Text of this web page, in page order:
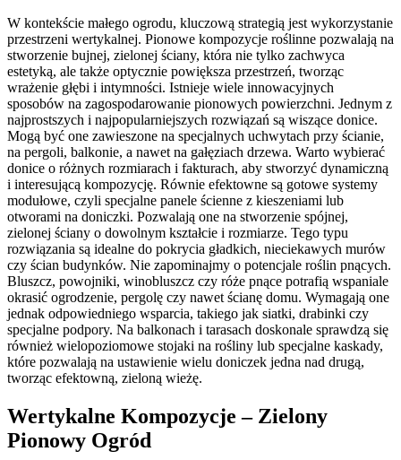
W kontekście małego ogrodu, kluczową strategią jest wykorzystanie
przestrzeni wertykalnej. Pionowe kompozycje roślinne pozwalają na
stworzenie bujnej, zielonej ściany, która nie tylko zachwyca
estetyką, ale także optycznie powiększa przestrzeń, tworząc
wrażenie głębi i intymności. Istnieje wiele innowacyjnych
sposobów na zagospodarowanie pionowych powierzchni. Jednym z
najprostszych i najpopularniejszych rozwiązań są wiszące donice.
Mogą być one zawieszone na specjalnych uchwytach przy ścianie,
na pergoli, balkonie, a nawet na gałęziach drzewa. Warto wybierać
donice o różnych rozmiarach i fakturach, aby stworzyć dynamiczną
i interesującą kompozycję. Równie efektowne są gotowe systemy
modułowe, czyli specjalne panele ścienne z kieszeniami lub
otworami na doniczki. Pozwalają one na stworzenie spójnej,
zielonej ściany o dowolnym kształcie i rozmiarze. Tego typu
rozwiązania są idealne do pokrycia gładkich, nieciekawych murów
czy ścian budynków. Nie zapominajmy o potencjale roślin pnących.
Bluszcz, powojniki, winobluszcz czy róże pnące potrafią wspaniale
okrasić ogrodzenie, pergolę czy nawet ścianę domu. Wymagają one
jednak odpowiedniego wsparcia, takiego jak siatki, drabinki czy
specjalne podpory. Na balkonach i tarasach doskonale sprawdzą się
również wielopoziomowe stojaki na rośliny lub specjalne kaskady,
które pozwalają na ustawienie wielu doniczek jedna nad drugą,
tworząc efektowną, zieloną wieżę.
Wertykalne Kompozycje – Zielony
Pionowy Ogród